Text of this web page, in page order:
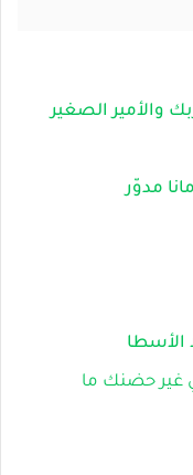
والأمير الصغير
مدوّر
الأسطا
غير حضنك ما